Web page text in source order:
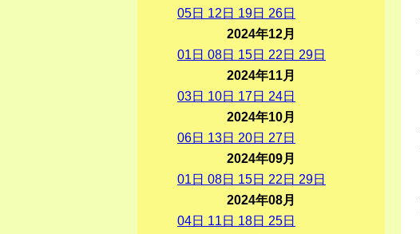
05日 12 日 19日 26日
2024年12月
01 日 08日 15日 22 日 29日
2024年11月
03日 10日 17日 24日
2024年10月
06日 13日 20日 27日
2024年09月
01 日 08日 15日 22 日 29日
2024年08月
04日 11 日 18日 25日